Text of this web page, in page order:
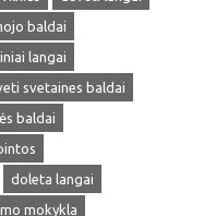
baldai
langai
svetaines baldai
baldai
doleta langai
mokykla